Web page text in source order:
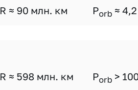
R ≈ 90 млн. км Porb ≈ 4,2
R ≈ 598 млн. км Porb >